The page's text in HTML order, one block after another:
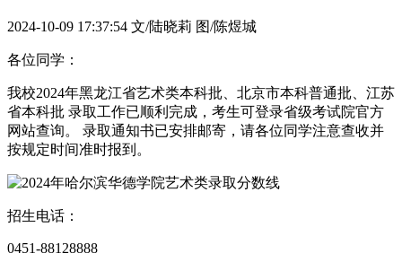
2024-10-09 17:37:54 文/陆晓莉 图/陈煜城
各位同学：
我校2024年黑龙江省艺术类本科批、北京市本科普通批、江苏
省本科批 录取工作已顺利完成，考生可登录省级考试院官方
网站查询。 录取通知书已安排邮寄，请各位同学注意查收并
按规定时间准时报到。
招生电话：
0451-88128888